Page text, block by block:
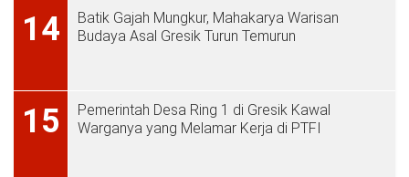
14
Batik Gajah Mungkur, Mahakarya Warisan
Budaya Asal Gresik Turun Temurun
15
Pemerintah Desa Ring 1 di Gresik Kawal
Warganya yang Melamar Kerja di PTFI